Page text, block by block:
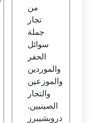
من
تجار
جملة
سوائل
الحفر
والموردين
والموزعين
والتجار
الصينيين.
دروبشيبرز